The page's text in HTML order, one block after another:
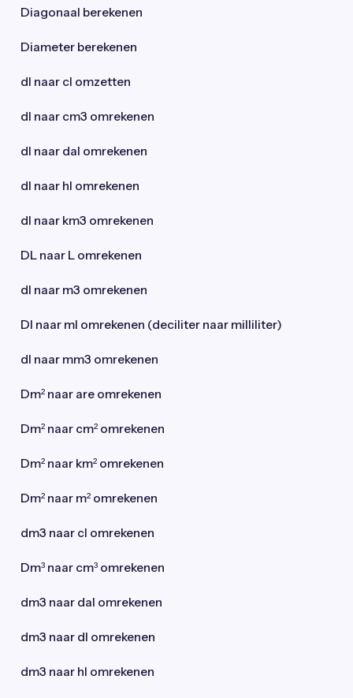
Diagonaal berekenen
Diameter berekenen
dl naar cl omzetten
dl naar cm3 omrekenen
dl naar dal omrekenen
dl naar hl omrekenen
dl naar km3 omrekenen
DL naar L omrekenen
dl naar m3 omrekenen
Dl naar ml omrekenen (deciliter naar milliliter)
dl naar mm3 omrekenen
Dm² naar are omrekenen
Dm² naar cm² omrekenen
Dm² naar km² omrekenen
Dm² naar m² omrekenen
dm3 naar cl omrekenen
Dm³ naar cm³ omrekenen
dm3 naar dal omrekenen
dm3 naar dl omrekenen
dm3 naar hl omrekenen